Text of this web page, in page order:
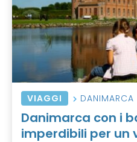
VIAGGI DANIMARCA
Danimarca con i
imperdibili per un